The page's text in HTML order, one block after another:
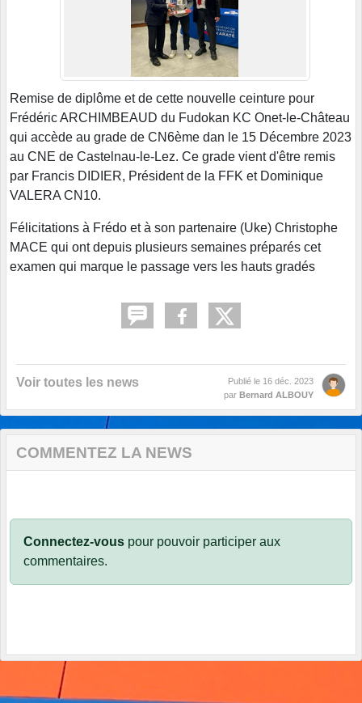
Remise de diplôme et de cette nouvelle ceinture pour
Frédéric ARCHIMBEAUD du Fudokan KC Onet-le-Château
qui accède au grade de CN6ème dan le 15 Décembre 2023
au CNE de Castelnau-le-Lez. Ce grade vient d'être remis
par Francis DIDIER, Président de la FFK et Dominique
VALERA CN10.
Félicitations à Frédo et à son partenaire (Uke) Christophe
MACE qui ont depuis plusieurs semaines préparés cet
examen qui marque le passage vers les hauts gradés
Voir toutes les news Publié le 16 déc. 2023
par Bernard ALBOUY
COMMENTEZ LA NEWS
Connectez-vous pour pouvoir participer aux
commentaires.